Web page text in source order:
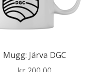
Mugg: Järva DGC